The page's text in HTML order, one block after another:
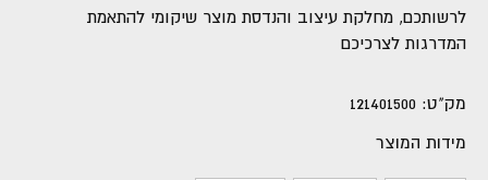
לרשותכם, מחלקת עיצוב והנדסת מוצר שיקומי להתאמת
המדרגות לצרכיכם
מק"ט: 121401500
מידות המוצר